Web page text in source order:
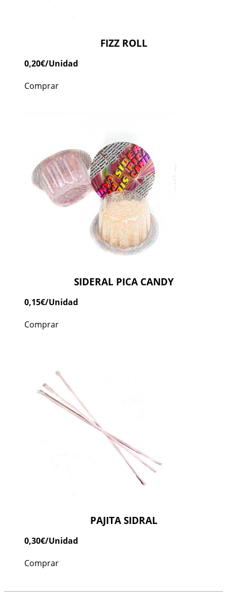
FIZZ ROLL
0,20€/Unidad
Comprar
SIDERAL PICA CANDY
0,15€/Unidad
Comprar
PAJITA SIDRAL
0,30€/Unidad
Comprar